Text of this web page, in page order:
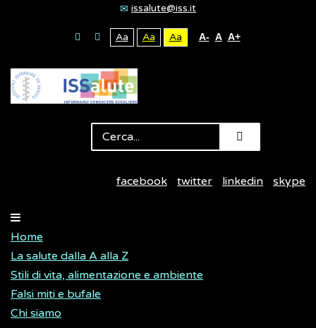
issalute@iss.it
Aa Aa Aa A- A A+
facebook twitter linkedin skype
Home
La salute dalla A alla Z
Stili di vita, alimentazione e ambiente
Falsi miti e bufale
Chi siamo